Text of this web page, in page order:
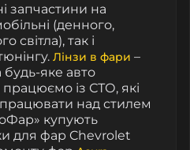
запчастини на
(денного,
світла), так і
Лінзи в фари –
будь-яке авто
із СТО, які
над стилем
купують
для фар Chevrolet